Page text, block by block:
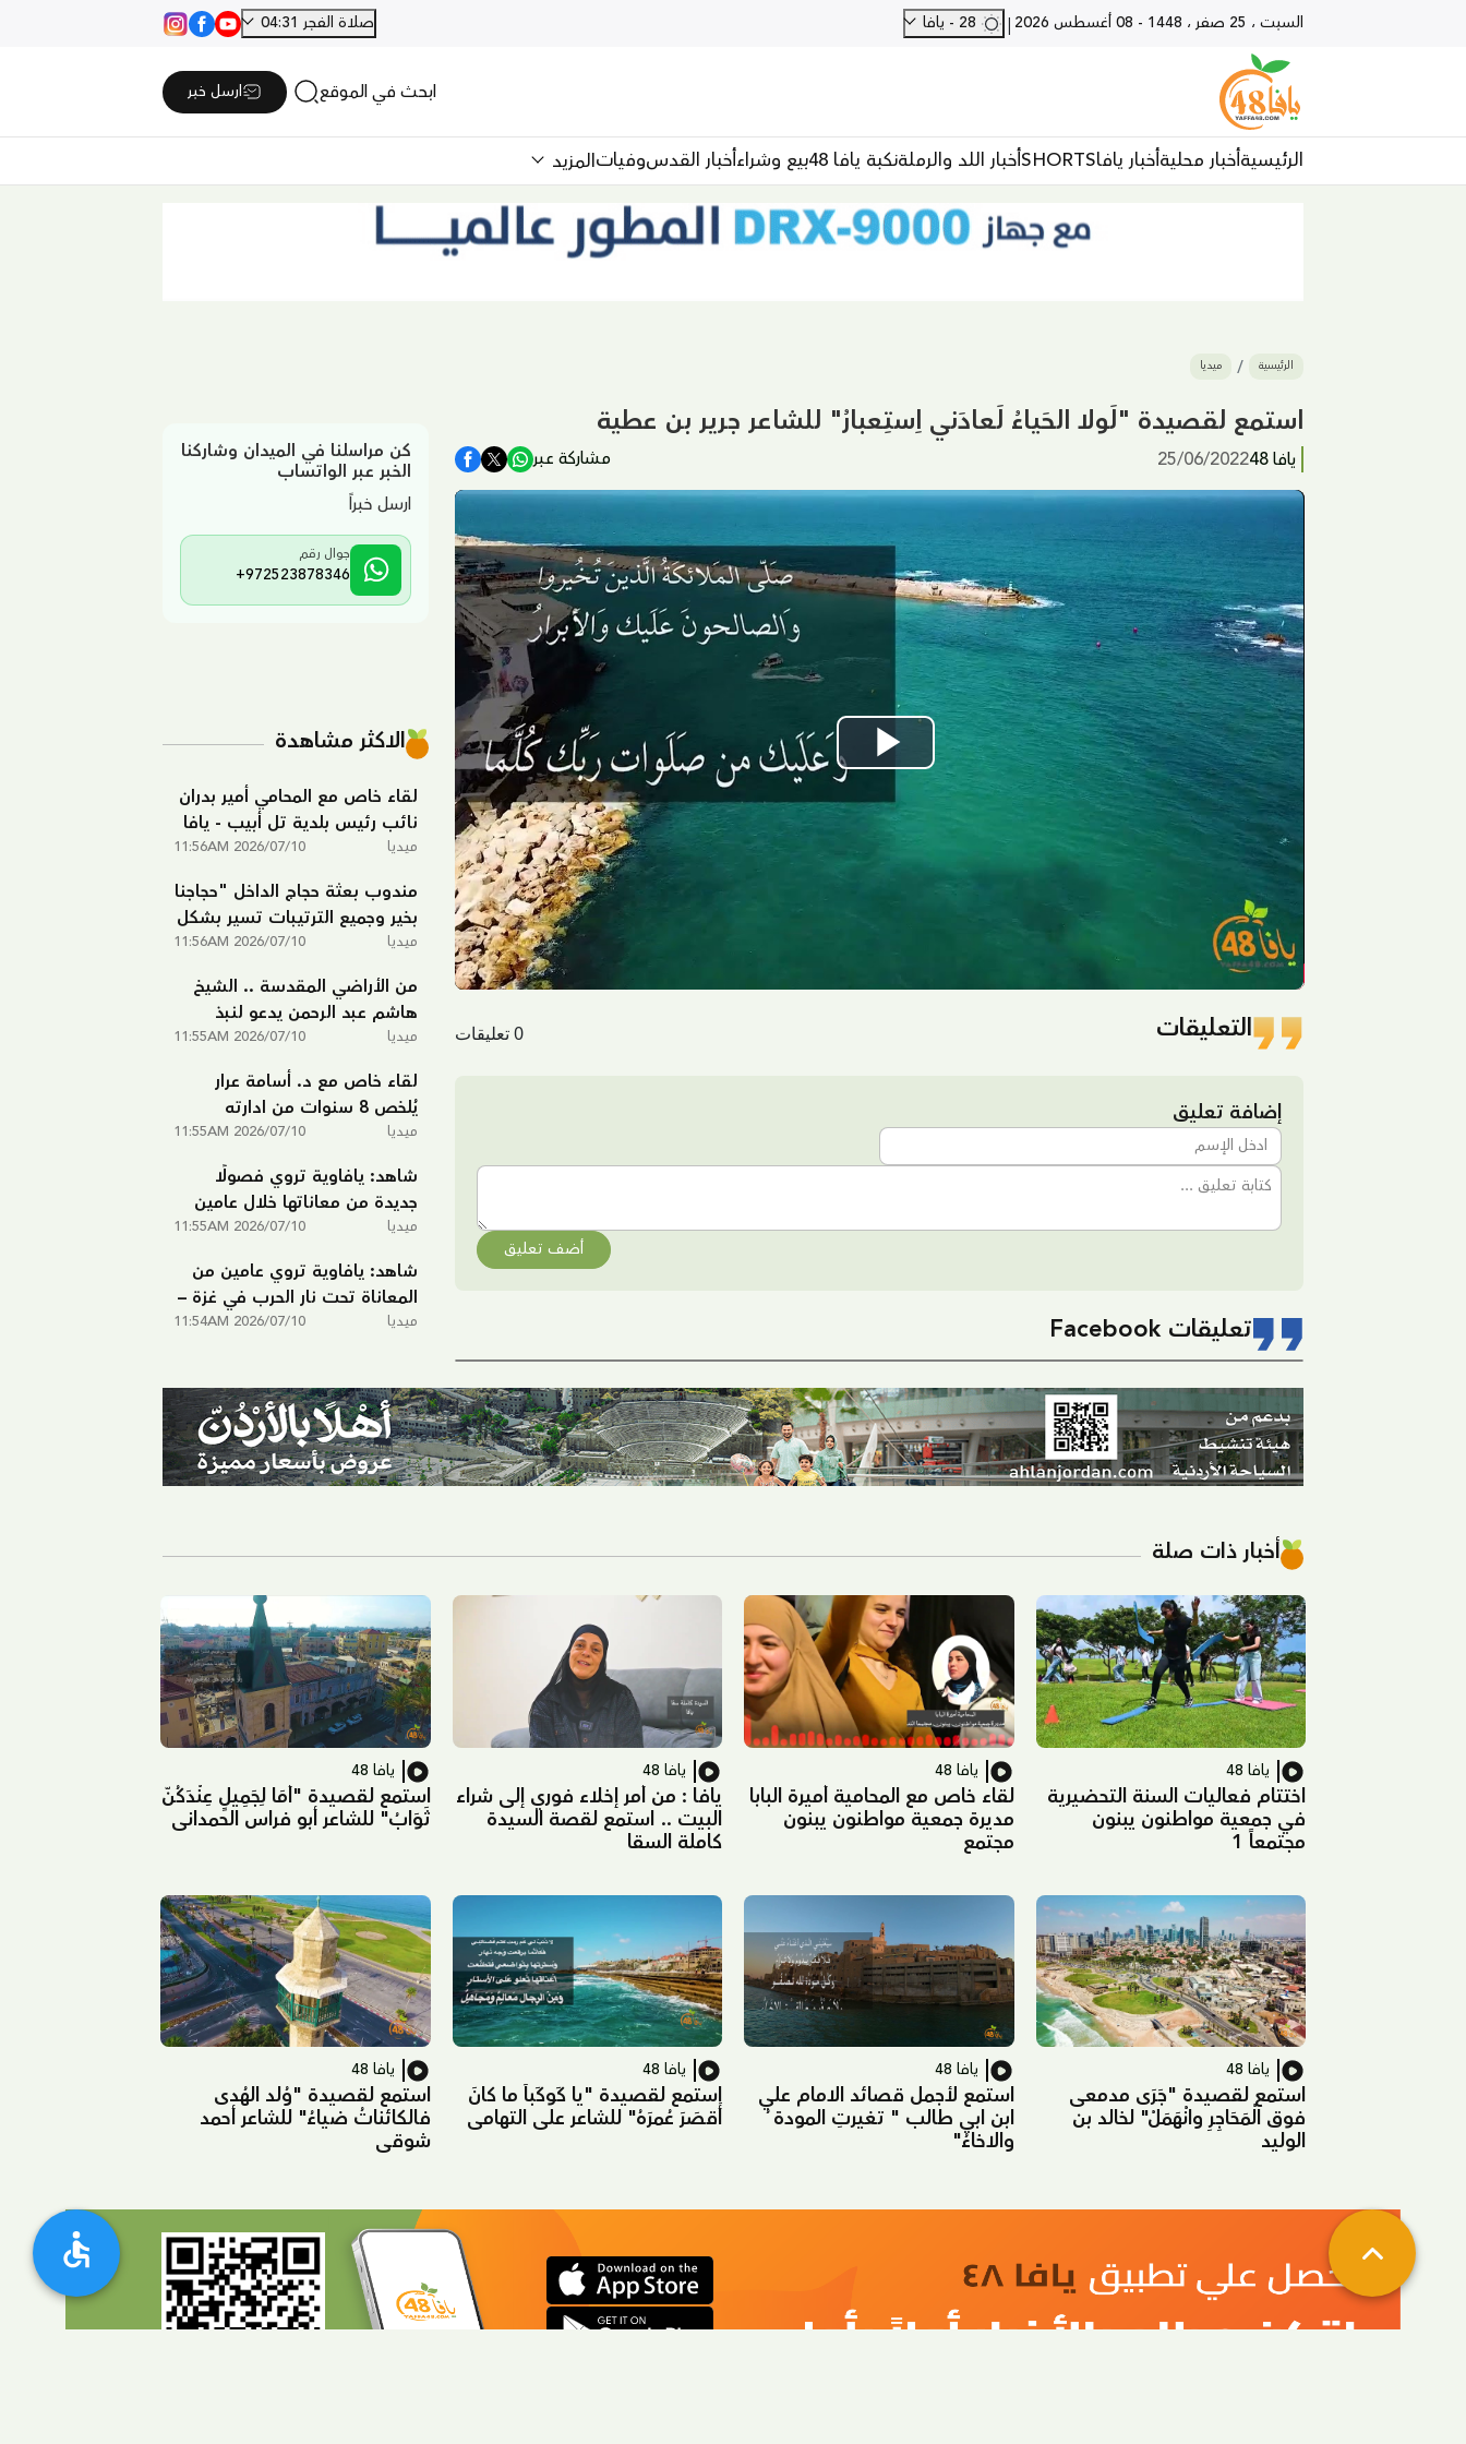
السبت ، 25 صفر ، 1448 - 08 أغسطس 2026 | صلاة الفجر 04:31
ابحث في الموقع ارسل خبر
الرئيسيةأخبار محليةأخبار يافاSHORTSأخبار اللد والرملةنكبة يافا 48 بيع وشراءأخبار القدسوفياتالمزيد
الرئيسية ميديا
استمع لقصيدة "لَولا الحَياءُ لَعادَني اِستِعبارُ" للشاعر جرير بن عطية
يافا 48 25/06/2022 مشاركة عبر
Play
Video
التعليقات 0 تعليقات
إضافة تعليق
أضف تعليق
تعليقات Facebook
كن مراسلنا في الميدان وشاركنا
الخبر عبر الواتساب
ارسل خبراً
جوال رقم
+972523878346
الاكثر مشاهدة
لقاء خاص مع المحامي أمير بدران
نائب رئيس بلدية تل أبيب - يافا
ميديا 2026/07/10 11:56AM
مندوب بعثة حجاج الداخل "حجاجنا
بخير وجميع الترتيبات تسير بشكل
ممتاز في مكة المكرمة"
ميديا 2026/07/10 11:56AM
من الأراضي المقدسة .. الشيخ
هاشم عبد الرحمن يدعو لنبذ
العنف في البلاد ونشر الألفة
ميديا 2026/07/10 11:55AM
لقاء خاص مع د. أسامة عرار
يُلخص 8 سنوات من ادارته
لمدرسة يافا الشاملة
ميديا 2026/07/10 11:55AM
شاهد: يافاوية تروي فصولًا
جديدة من معاناتها خلال عامين
من الحرب على غزة – الجزء الثاني
ميديا 2026/07/10 11:55AM
شاهد: يافاوية تروي عامين من
المعاناة تحت نار الحرب في غزة –
الجزء الأول
ميديا 2026/07/10 11:54AM
أخبار ذات صلة
يافا 48
اختتام فعاليات السنة التحضيرية
في جمعية مواطنون يبنون
مجتمعاً 1
يافا 48
لقاء خاص مع المحامية أميرة البابا
مديرة جمعية مواطنون يبنون
مجتمع
يافا 48
يافا : من أمر إخلاء فوري إلى شراء
البيت .. استمع لقصة السيدة
كاملة السقا
يافا 48
استمع لقصيدة "أمَا لِجَمِيلٍ عِنْدَكُنّ
ثَوَابُ" للشاعر أبو فراس الحمداني
يافا 48
استمع لقصيدة "جَرَى مدمعى
فوق الْمَحَاجِرِ وانْهَمَلْ" لخالد بن
الوليد
يافا 48
استمع لأجمل قصائد الامام علي
ابن ابي طالب " تغيرتِ المودة ُ
والاخاءُ"
يافا 48
استمع لقصيدة "يا كَوكَباً ما كانَ
أَقصَرَ عُمرَهُ" للشاعر علي التهامي
يافا 48
استمع لقصيدة "وُلد الهُدى
فالكائناتُ ضياءُ" للشاعر أحمد
شوقي